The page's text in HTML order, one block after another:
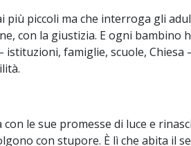
piccoli ma che interroga gli
con la giustizia. E ogni bambino
famiglie, scuole, Chiesa
con le sue promesse di luce e
con stupore. È lì che abita il